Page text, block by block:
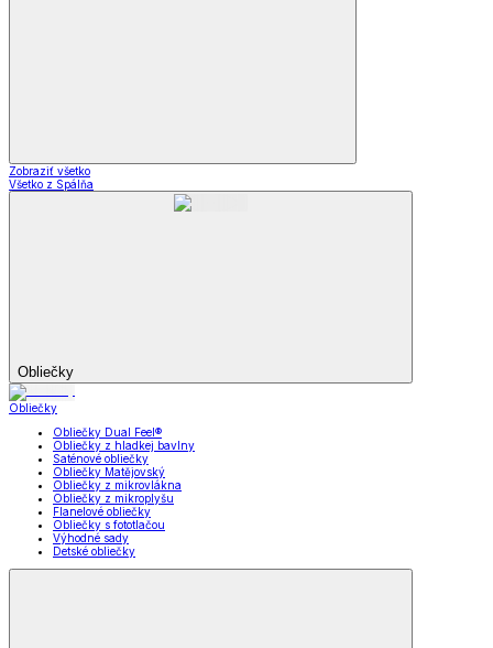
Zobraziť všetko
Všetko z Spálňa
Obliečky
Obliečky
Obliečky Dual Feel®
Obliečky z hladkej bavlny
Saténové obliečky
Obliečky Matějovský
Obliečky z mikrovlákna
Obliečky z mikroplyšu
Flanelové obliečky
Obliečky s fototlačou
Výhodné sady
Detské obliečky